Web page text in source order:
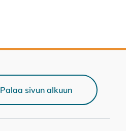
Palaa sivun alkuun